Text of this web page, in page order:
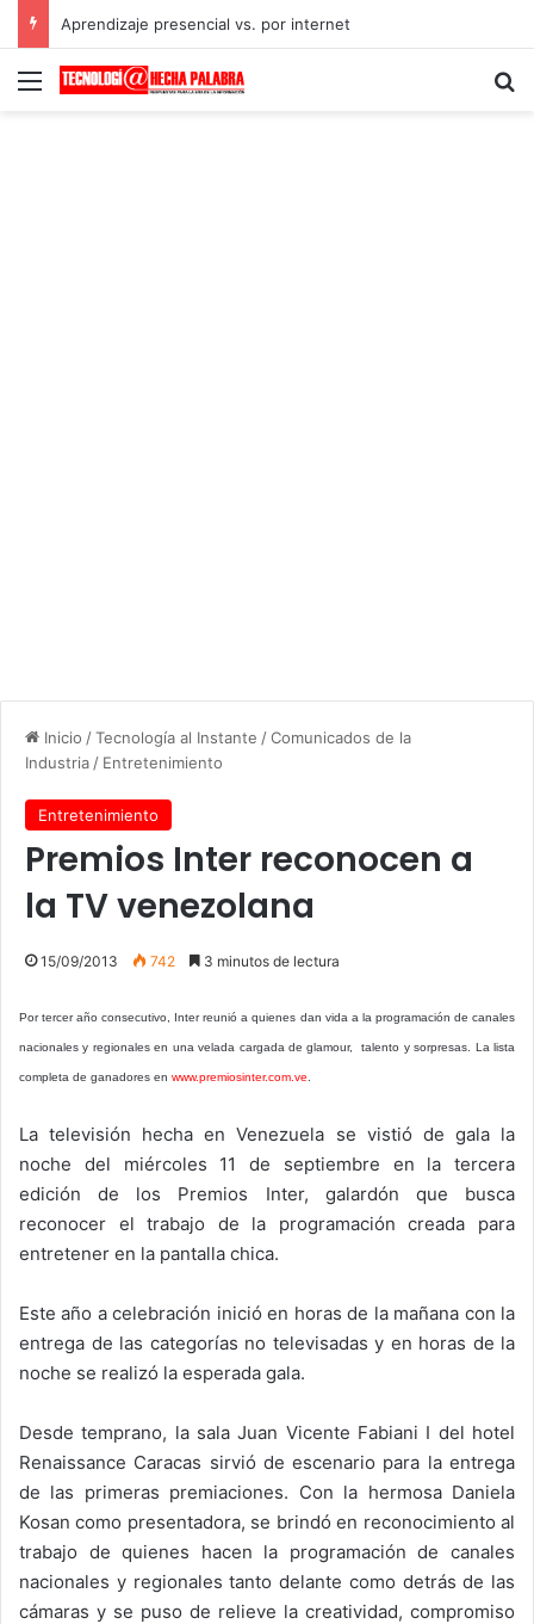
Aprendizaje presencial vs. por internet
Menú
Inicio /Tecnología al Instante /Comunicados de la
Industria / Entretenimiento
Entretenimiento
Premios Inter reconocen a
la TV venezolana
15/09/2013 742 3 minutos de lectura
Por tercer año consecutivo, Inter reunió a quienes dan vida a la programación de canales
nacionales y regionales en una velada cargada de glamour, talento y sorpresas. La lista
completa de ganadores en www.premiosinter.com.ve
La televisión hecha en Venezuela se vistió de gala la
noche del miércoles 11 de septiembre en la tercera
edición de los Premios Inter, galardón que busca
reconocer el trabajo de la programación creada para
entretener en la pantalla chica.
Este año a celebración inició en horas de la mañana con la
entrega de las categorías no televisadas y en horas de la
noche se realizó la esperada gala.
Desde temprano, la sala Juan Vicente Fabiani I del hotel
Renaissance Caracas sirvió de escenario para la entrega
de las primeras premiaciones. Con la hermosa Daniela
Kosan como presentadora, se brindó en reconocimiento al
trabajo de quienes hacen la programación de canales
nacionales y regionales tanto delante como detrás de las
cámaras y se puso de relieve la creatividad, compromiso